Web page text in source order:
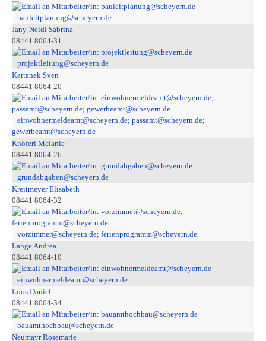
bauleitplanung@scheyern.de
Jany-Neidl Sabrina
08441 8064-31
projektleitung@scheyern.de
Kattanek Sven
08441 8064-20
einwohnermeldeamt@scheyern.de; passamt@scheyern.de;
gewerbeamt@scheyern.de
Knöferl Melanie
08441 8064-26
grundabgaben@scheyern.de
Kreitmeyer Elisabeth
08441 8064-32
vorzimmer@scheyern.de; ferienprogramm@scheyern.de
Lange Andrea
08441 8064-10
einwohnermeldeamt@scheyern.de
Loos Daniel
08441 8064-34
bauamthochbau@scheyern.de
Neumayr Rosemarie